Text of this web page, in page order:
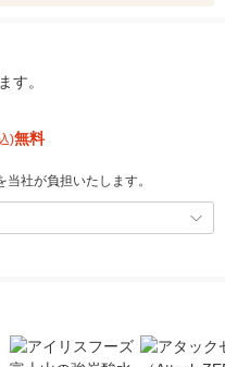
す。
)無料
社が負担いたします。